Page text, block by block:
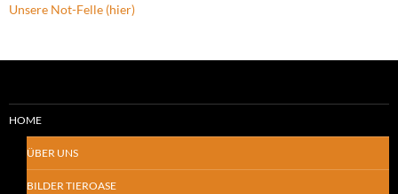
Unsere Not-Felle (hier)
HOME
ÜBER UNS
BILDER TIEROASE